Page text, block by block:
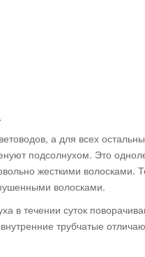
а для всех
подсолнухом. Это
жесткими волосками.
волосками.
в течении суток
трубчатые